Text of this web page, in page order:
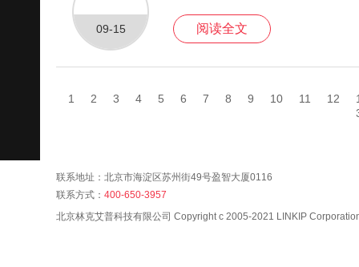
09-15 阅读全文
1 2 3 4 5 6 7 8 9 10 11 12
联系地址：北京市海淀区苏州街49号盈智大厦0116
联系方式： 400-650-3957
北京林克艾普科技有限公司 Copyright c 2005-2021 LINKIP